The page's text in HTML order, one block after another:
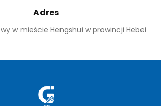
Adres
w mieście Hengshui w prowincji Hebei